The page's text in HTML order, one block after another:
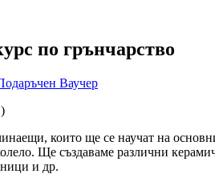
по грънчарство
Ваучер
които ще се научат на
Ще създаваме различни
и др.